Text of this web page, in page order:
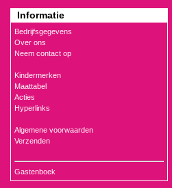
Informatie
Bedrijfsgegevens
Over ons
Neem contact op
Kindermerken
Maattabel
Acties
Hyperlinks
Algemene voorwaarden
Verzenden
Gastenboek